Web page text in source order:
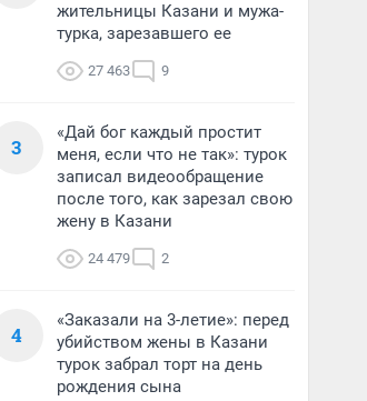
жительницы Казани и мужа-
турка, зарезавшего ее
27 463 9
3
«Дай бог каждый простит
меня, если что не так»: турок
записал видеообращение
после того, как зарезал свою
жену в Казани
24 479 2
4
«Заказали на 3-летие»: перед
убийством жены в Казани
турок забрал торт на день
рождения сына